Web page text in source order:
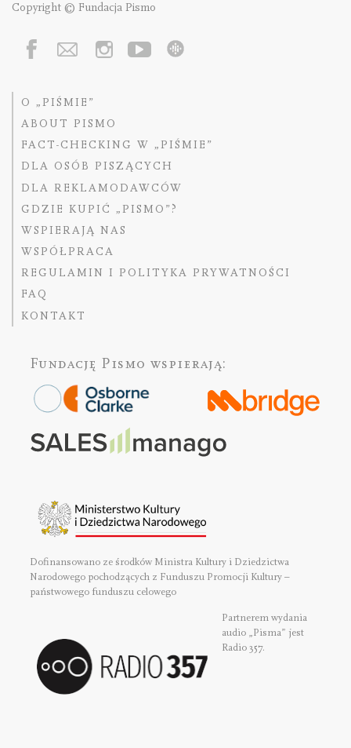
Copyright © Fundacja Pismo
O „PIŚMIE”
ABOUT PISMO
FACT-CHECKING W „PIŚMIE”
DLA OSÓB PISZĄCYCH
DLA REKLAMODAWCÓW
GDZIE KUPIĆ „PISMO”?
WSPIERAJĄ NAS
WSPÓŁPRACA
REGULAMIN I POLITYKA PRYWATNOŚCI
FAQ
KONTAKT
Fundację Pismo wspierają:
Dofinansowano ze środków Ministra Kultury i Dziedzictwa
Narodowego pochodzących z Funduszu Promocji Kultury –
państwowego funduszu celowego
Partnerem wydania
audio „Pisma” jest
Radio 357.